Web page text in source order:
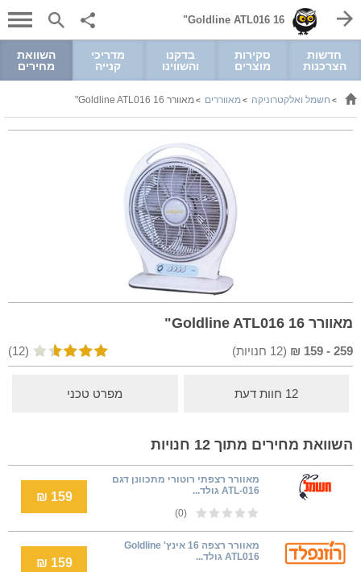
Goldline ATL016 16"
חדשות
הצרכנות
סקירות
מוצרים
בדקנו
והשווינו
מדריכי
קנייה
השוואת
מחירים
> חשמל ואלקטרוניקה >מאווררים >מאוורר Goldline ATL016 16"
מאוורר Goldline ATL016 16"
259
-
159
₪
(
12 חנויות) (12)
12 חוות דעת מפרט טכני
השוואת מחירים מתוך 12 חנויות
מאוורר רצפתי רוטורי מתכוונן דגם
ATL-016 גולד...
(0)
159 ₪
מאוורר רצפה 16 אינץ' Goldline
ATL016 גולד...
159 ₪